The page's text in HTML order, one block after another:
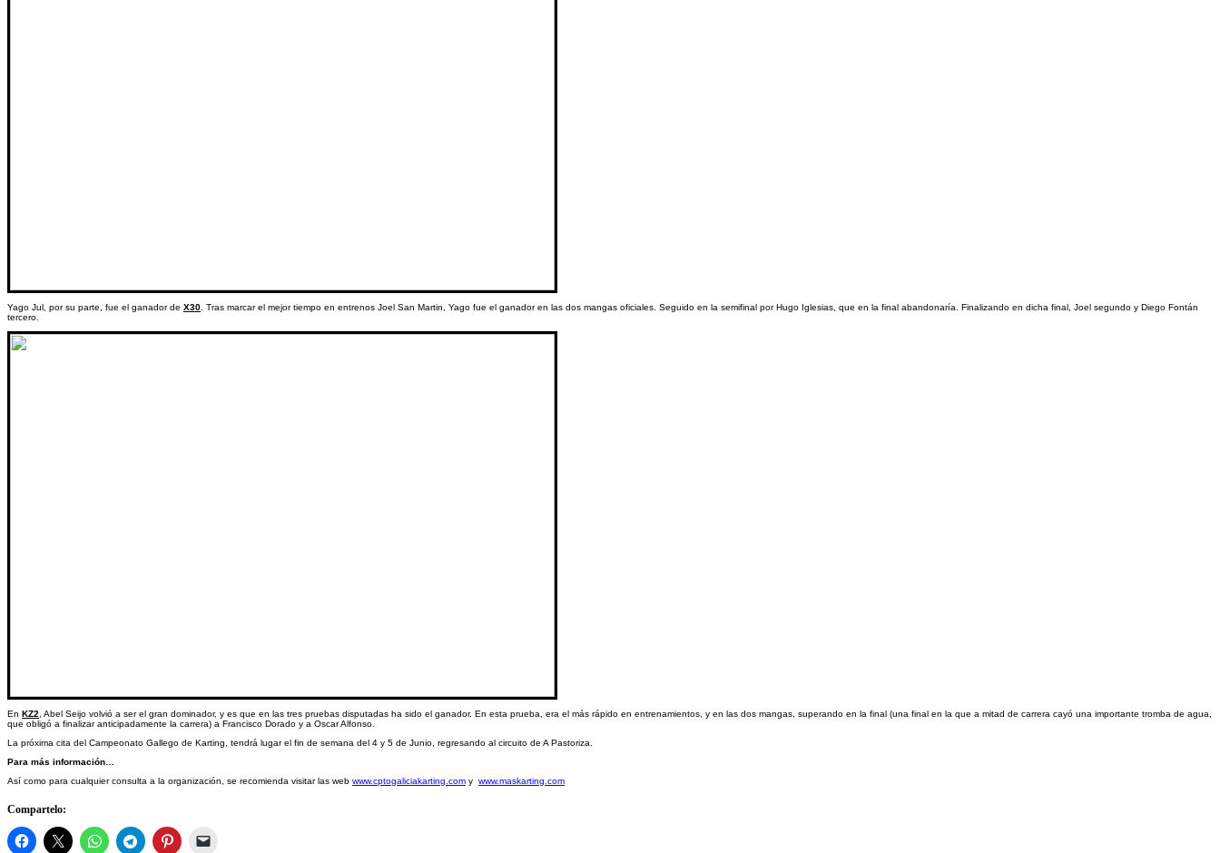
Yago Jul, por su parte, fue el ganador de X30 . Tras marcar el mejor tiempo en entrenos Joel San Martin, Yago fue el ganador en las dos mangas oficiales. Seguido en la semifinal por Hugo Iglesias, que en la final abandonaría. Finalizando en dicha final, Joel segundo y Diego Fontán
tercero.
En KZ2 , Abel Seijo volvió a ser el gran dominador, y es que en las tres pruebas disputadas ha sido el ganador. En esta prueba, era el más rápido en entrenamientos, y en las dos mangas, superando en la final (una final en la que a mitad de carrera cayó una importante tromba de agua,
que obligó a finalizar anticipadamente la carrera) a Francisco Dorado y a Oscar Alfonso.
La próxima cita del Campeonato Gallego de Karting, tendrá lugar el fin de semana del 4 y 5 de Junio, regresando al circuito de A Pastoriza.
Para más información…
Así como para cualquier consulta a la organización, se recomienda visitar las web www.cptogaliciakarting.com y www.maskarting.com
Compartelo: